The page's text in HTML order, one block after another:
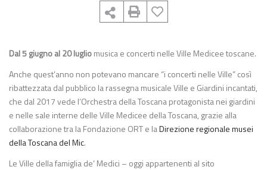
Dal 5 giugno al 20 lugliomusica e concerti nelle Ville Medicee toscane.
Anche quest’anno non potevano mancare “i concerti nelle Ville” così
ribattezzata dal pubblico la rassegna musicaleVille e Giardini incantati,
che dal 2017 vede l’Orchestra della Toscanaprotagonista nei giardini
e nelle sale interne delleVille Medicee della Toscana, grazie alla
collaborazione tra la Fondazione ORT e laDirezione regionale musei
della Toscana del Mic.
Le Ville della famiglia de’ Medici – oggi appartenenti al sito